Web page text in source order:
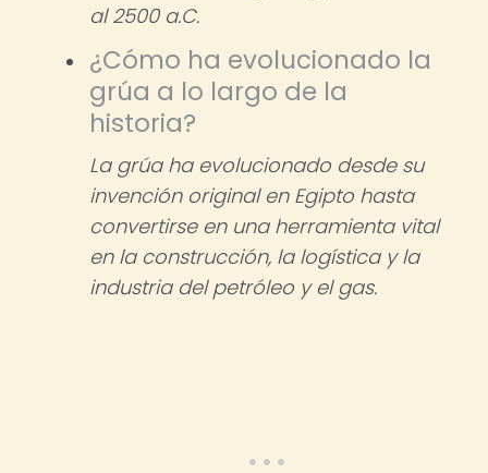
al 2500 a.C.
¿Cómo ha evolucionado la
grúa a lo largo de la
historia?
La grúa ha evolucionado desde su
invención original en Egipto hasta
convertirse en una herramienta vital
en la construcción, la logística y la
industria del petróleo y el gas.